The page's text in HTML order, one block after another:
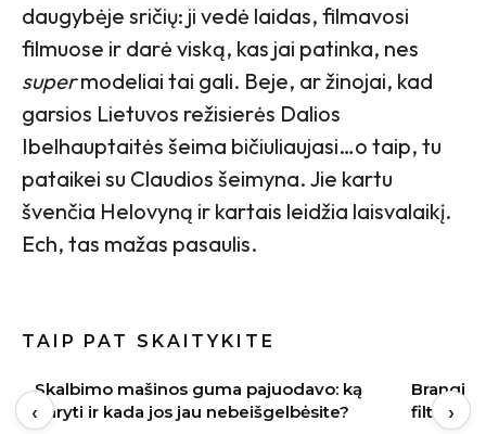
daugybėje sričių: ji vedė laidas, filmavosi
filmuose ir darė viską, kas jai patinka, nes
supermodeliai tai gali. Beje, ar žinojai, kad
garsios Lietuvos režisierės Dalios
Ibelhauptaitės šeima bičiuliaujasi…o taip, tu
pataikei su Claudios šeimyna. Jie kartu
švenčia Helovyną ir kartais leidžia laisvalaikį.
Ech, tas mažas pasaulis.
TAIP PAT SKAITYKITE
Brangi naujakurių klaida: apie vandens
filtrus pagalvojama tik paleidus vandenį
Vasaros
įvaizdį
‹ ›